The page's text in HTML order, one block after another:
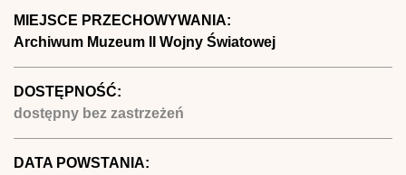
MIEJSCE PRZECHOWYWANIA:
Archiwum Muzeum II Wojny Światowej
DOSTĘPNOŚĆ:
dostępny bez zastrzeżeń
DATA POWSTANIA: